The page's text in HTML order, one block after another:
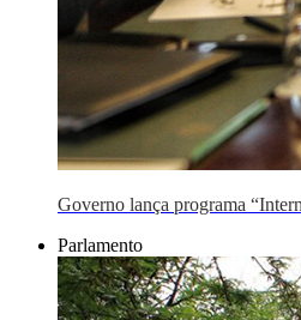
Governo lança programa
Parlamento